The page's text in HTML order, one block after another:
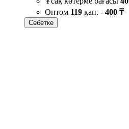
Оптом 119 қап. - 400 ₸
Себетке